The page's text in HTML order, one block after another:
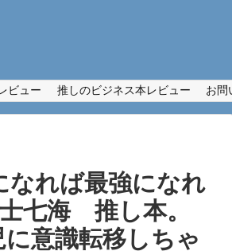
ビュー 推しのビジネス本レビュー お問
なれば最強になれ
七海 推し本。
意識転移しちゃ